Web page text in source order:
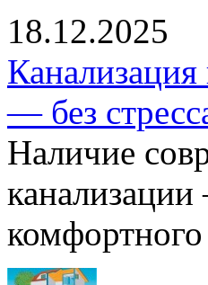
18.12.2025
— без
Наличие